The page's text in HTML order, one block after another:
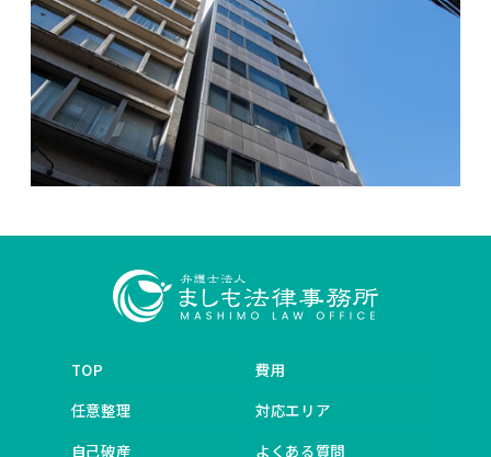
TOP
任意整理
自己破産
費用
対応エリア
よくある質問